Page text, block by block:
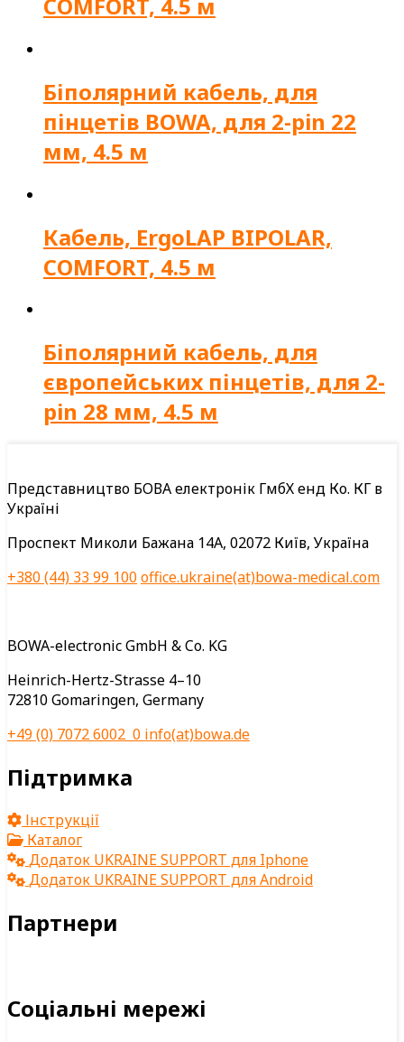
Біполярний кабель, для
пінцетів BOWA, для 2-pin 22
мм, 4.5 м
Кабель, ErgoLAP BIPOLAR,
COMFORT, 4.5 м
Біполярний кабель, для
європейських пінцетів, для 2-
pin 28 мм, 4.5 м
Представництво БОВА електронік ГмбХ енд Ко. КГ в
Україні
Проспект Миколи Бажана 14А, 02072 Київ, Україна
+380 (44) 33 99 100office.ukraine(at)bowa-medical.com
BOWA-electronic GmbH & Co. KG
Heinrich-Hertz-Strasse 4–10
72810 Gomaringen, Germany
+49 (0) 7072 6002 0 info(at)bowa.de
Підтримка
Інструкції
Каталог
Додаток UKRAINE SUPPORT для Iphone
Додаток UKRAINE SUPPORT для Android
Партнери
Соціальні мережі